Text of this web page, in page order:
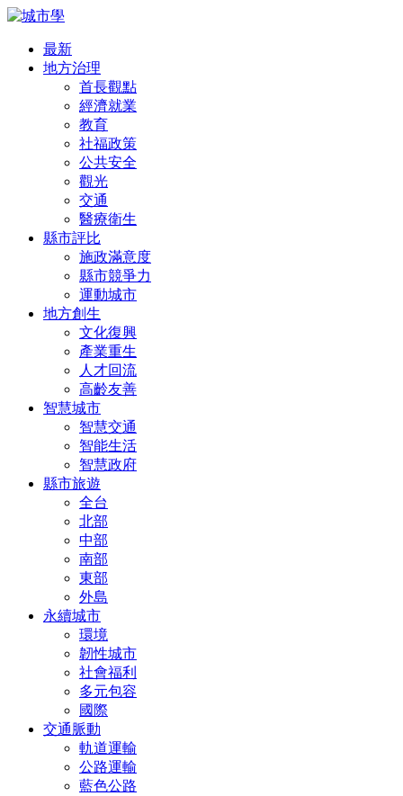
最新
地方治理
首長觀點
經濟就業
教育
社福政策
公共安全
觀光
交通
醫療衛生
縣市評比
施政滿意度
縣市競爭力
運動城市
地方創生
文化復興
產業重生
人才回流
高齡友善
智慧城市
智慧交通
智能生活
智慧政府
縣市旅遊
全台
北部
中部
南部
東部
外島
永續城市
環境
韌性城市
社會福利
多元包容
國際
交通脈動
軌道運輸
公路運輸
藍色公路